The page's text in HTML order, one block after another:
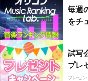
毎週
をチ
試写
プレ
プレゼ